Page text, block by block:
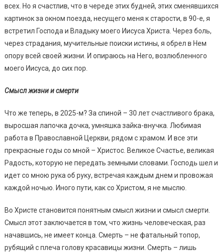
всех. Но я счастлив, что в череде этих будней, этих сменявшихся
картинок за окном поезда, несущего меня к старости, в 90-е, я
встретил Господа и Владыку моего Иисуса Христа. Через боль,
через страдания, мучительные поиски истины, я обрел в Нем
опору всей своей жизни. И опираюсь на Него, возлюбленного
моего Иисуса, до сих пор.
Смысл жизни и смерти
Что же теперь, в 2025-м? За спиной – 30 лет счастливого брака,
выросшая лапочка дочка, умняшка зайка-внучка. Любимая
работа в Православной Церкви, рядом с храмом. И все эти
прекрасные годы со мной – Христос. Великое Счастье, великая
Радость, которую не передать земными словами. Господь шел и
идет со мною рука об руку, встречая каждым днем и провожая
каждой ночью. Иного пути, как со Христом, я не мыслю.
Во Христе становится понятным смысл жизни и смысл смерти.
Смысл этот заключается в том, что жизнь человеческая, раз
начавшись, не имеет конца. Смерть – не фатальный топор,
рубящий с плеча голову красавицы жизни. Смерть – лишь